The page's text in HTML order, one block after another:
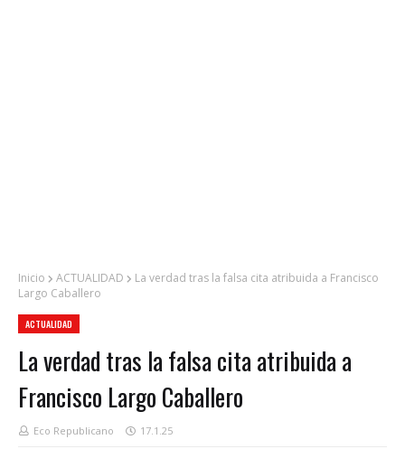
Inicio ACTUALIDAD
La verdad tras la falsa cita atribuida a Francisco
Largo Caballero
ACTUALIDAD
La verdad tras la falsa cita atribuida a
Francisco Largo Caballero
Eco Republicano 17.1.25